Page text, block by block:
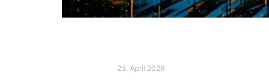
23. April 2026